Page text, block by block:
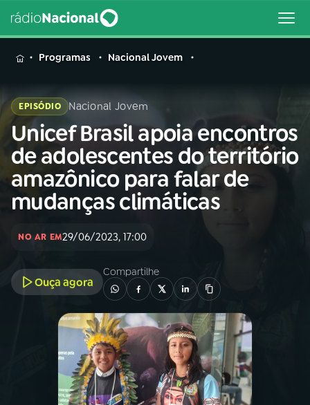
MENU
Buscar
na
Rádio
Nacional
Buscar
AO VIVO
02A RÁDIO
PROGRAMAÇÃO
PROGRAMAS
Programas Nacional Jovem
EPISÓDIO Nacional Jovem
Unicef Brasil apoia encontros
de adolescentes do território
amazônico para falar de
mudanças climáticas
NO AR EM29/06/2023, 17:00
Ouça agora
Compartilhe